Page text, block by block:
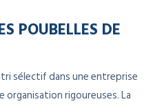
POUBELLES DE
sélectif dans une entreprise
rigoureuses. La